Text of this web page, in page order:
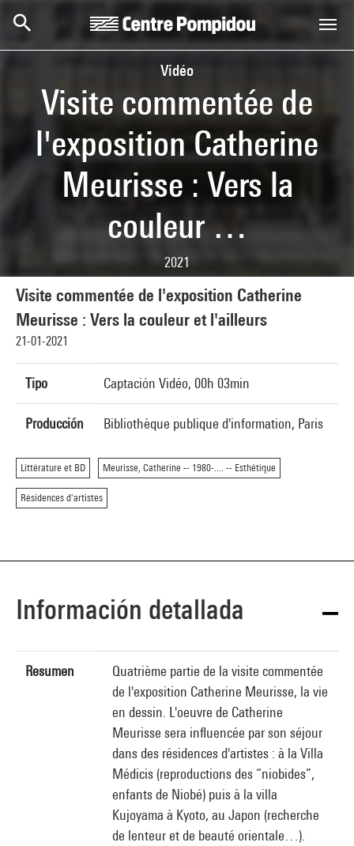
Vidéo
Visite commentée de
l'exposition Catherine
Meurisse : Vers la
couleur …
2021
Visite commentée de l'exposition Catherine
Meurisse : Vers la couleur et l'ailleurs
21-01-2021
Tipo Captación Vidéo, 00h 03min
Producción Bibliothèque publique d'information, Paris
Littérature et BD Meurisse, Catherine -- 1980-.... -- Esthétique
Résidences d'artistes
Información detallada
Resumen
Quatrième partie de la visite commentée
de l'exposition Catherine Meurisse, la vie
en dessin. L'oeuvre de Catherine
Meurisse sera influencée par son séjour
dans des résidences d'artistes : à la Villa
Médicis (reproductions des “niobides”,
enfants de Niobé) puis à la villa
Kujoyama à Kyoto, au Japon (recherche
de lenteur et de beauté orientale…).